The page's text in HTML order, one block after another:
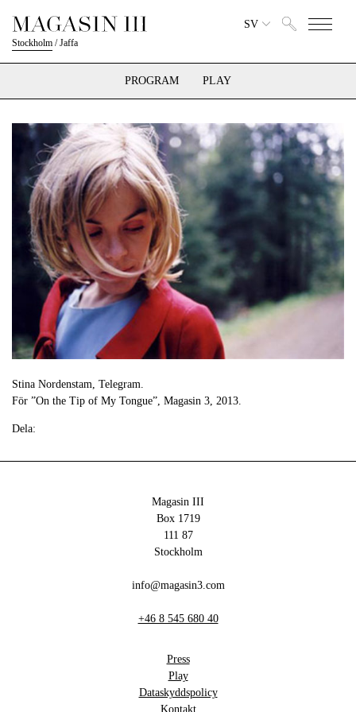
Stockholm /Jaffa
SV
PROGRAM PLAY
Stina Nordenstam, Telegram.
För ”On the Tip of My Tongue”, Magasin 3, 2013.
Dela:
Magasin III
Box 1719
111 87
Stockholm
info@magasin3.com
+46 8 545 680 40
Press
Play
Dataskyddspolicy
Kontakt